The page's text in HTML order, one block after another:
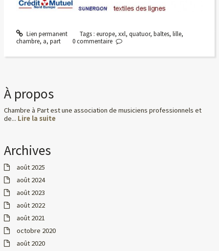
À propos
Chambre à Part est une association de musiciens professionnels et
de... Lire la suite
Archives
août 2025
août 2024
août 2023
août 2022
août 2021
octobre 2020
août 2020
Lien permanent Tags : europe, xxl, quatuor, baltes, lille,
chambre, a, part 0commentaire